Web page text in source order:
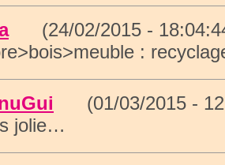
(24/02/2015 -
:
(01/03/2015 -
jolie…